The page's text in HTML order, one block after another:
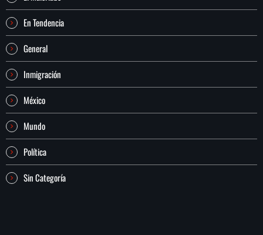
En Tendencia
General
Inmigración
México
Mundo
Política
Sin Categoría